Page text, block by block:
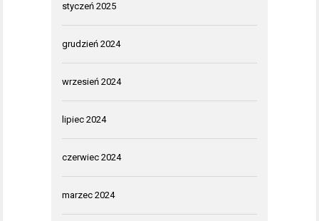
styczeń 2025
grudzień 2024
wrzesień 2024
lipiec 2024
czerwiec 2024
marzec 2024